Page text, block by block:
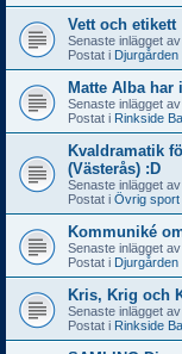
Vett och etikett
Senaste inlägget av
Postat i
Matte Alba har
Senaste inlägget av
Postat i Rinkside
Kvaldramatik
(Västerås) :D
Senaste inlägget av
Postat i Övrig sport
Kommuniké
Senaste inlägget av
Postat i
Kris, Krig och
Senaste inlägget av
Postat i Rinkside